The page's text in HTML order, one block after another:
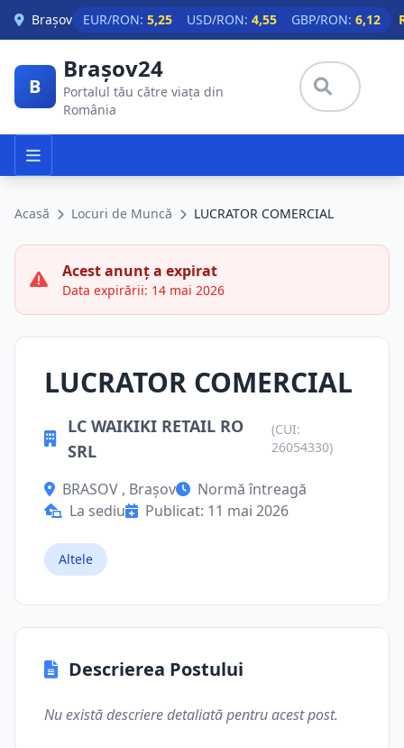
Skip to main content
Brașov EUR/RON: 5,25 USD/RON: 4,55 GBP/RON: 6,12
B
Brașov24
Portalul tău către viața din
România
Acasă Locuri de Muncă LUCRATOR COMERCIAL
Acest anunț a expirat
Data expirării: 14 mai 2026
LUCRATOR COMERCIAL
LC WAIKIKI RETAIL RO
SRL
(CUI:
26054330)
BRASOV , Brașov
Normă întreagă
La sediu
Publicat: 11 mai 2026
Altele
Descrierea Postului
Nu există descriere detaliată pentru acest post.